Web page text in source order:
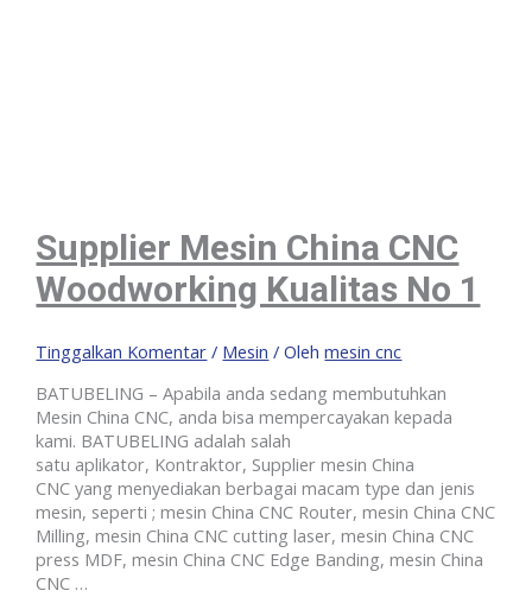
Supplier Mesin China CNC
Woodworking Kualitas No 1
Tinggalkan Komentar / Mesin / Olehmesin cnc
BATUBELING – Apabila anda sedang membutuhkan
Mesin China CNC, anda bisa mempercayakan kepada
kami. BATUBELING adalah salah
satu aplikator, Kontraktor, Supplier mesin China
CNC yang menyediakan berbagai macam type dan jenis
mesin, seperti ; mesin China CNC Router, mesin China CNC
Milling, mesin China CNC cutting laser, mesin China CNC
press MDF, mesin China CNC Edge Banding, mesin China
CNC …